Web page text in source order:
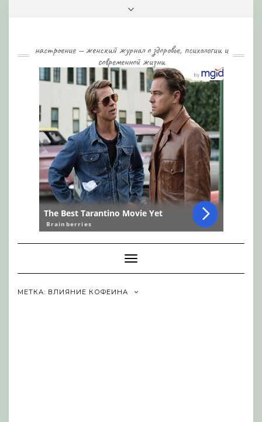
настроение — женский журнал о здоровье, психологии и
современной жизни
Toggle
Navigation
МЕТКА: ВЛИЯНИЕ КОФЕИНА